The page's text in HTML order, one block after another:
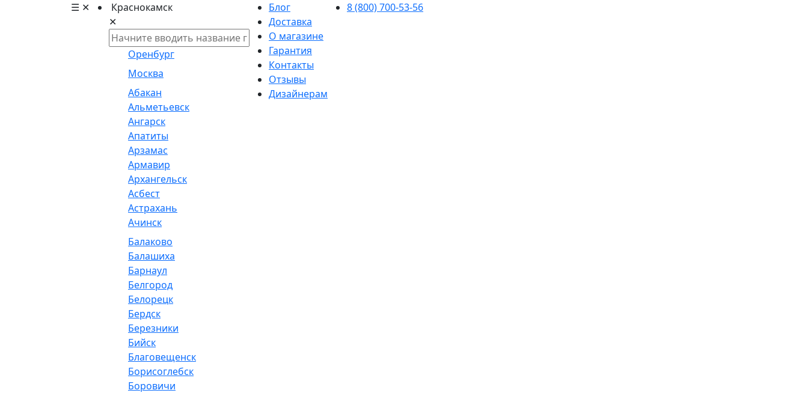
☰ ✕
Краснокамск
✕
Оренбург
Москва
Абакан
Альметьевск
Ангарск
Апатиты
Арзамас
Армавир
Архангельск
Асбест
Астрахань
Ачинск
Балаково
Балашиха
Барнаул
Белгород
Белорецк
Бердск
Березники
Бийск
Благовещенск
Борисоглебск
Боровичи
Блог
Доставка
О магазине
Гарантия
Контакты
Отзывы
Дизайнерам
8 (800) 700-53-56